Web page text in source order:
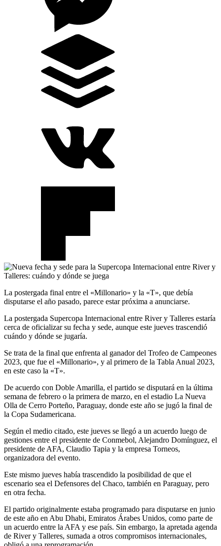
La postergada final entre el «Millonario» y la «T», que debía
disputarse el año pasado, parece estar próxima a anunciarse.
La postergada Supercopa Internacional entre River y Talleres estaría
cerca de oficializar su fecha y sede, aunque este jueves trascendió
cuándo y dónde se jugaría.
Se trata de la final que enfrenta al ganador del Trofeo de Campeones
2023, que fue el «Millonario», y al primero de la Tabla Anual 2023,
en este caso la «T».
De acuerdo con Doble Amarilla, el partido se disputará en la última
semana de febrero o la primera de marzo, en el estadio La Nueva
Olla de Cerro Porteño, Paraguay, donde este año se jugó la final de
la Copa Sudamericana.
Según el medio citado, este jueves se llegó a un acuerdo luego de
gestiones entre el presidente de Conmebol, Alejandro Domínguez, el
presidente de AFA, Claudio Tapia y la empresa Torneos,
organizadora del evento.
Este mismo jueves había trascendido la posibilidad de que el
escenario sea el Defensores del Chaco, también en Paraguay, pero
en otra fecha.
El partido originalmente estaba programado para disputarse en junio
de este año en Abu Dhabi, Emiratos Árabes Unidos, como parte de
un acuerdo entre la AFA y ese país. Sin embargo, la apretada agenda
de River y Talleres, sumada a otros compromisos internacionales,